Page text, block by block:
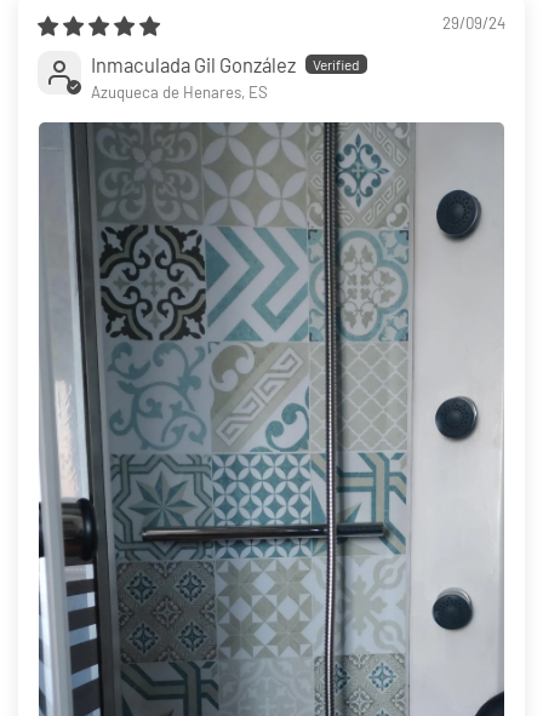
29/09/24
Inmaculada Gil González
Azuqueca de Henares, ES